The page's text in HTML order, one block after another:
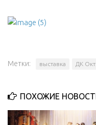
Метки: выставка ДК
ПОХОЖИЕ